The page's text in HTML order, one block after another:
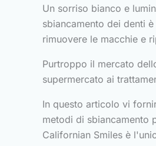
Un sorriso bianco e
sbiancamento dei denti
rimuovere le macchie e
Purtroppo il mercato
supermercato ai
In questo articolo vi
metodi di sbiancamento
Californian Smiles è